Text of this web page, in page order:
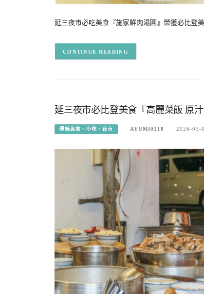
延三夜市必吃美食『施家鮮肉湯圓』榮獲必比登
CONTINUE READING
延三夜市必比登美食『高麗菜飯 原
傳統美食、小吃、夜市 AYUMI0218 2026-03-